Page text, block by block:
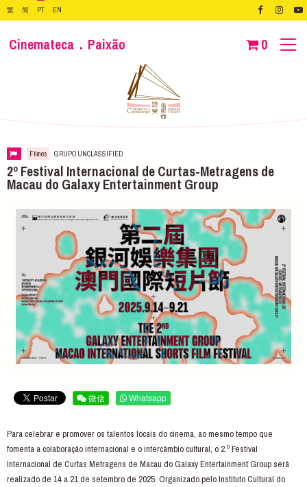
繁 简 PT EN
Cinemateca．Paixão 0
Filmes GRUPO UNCLASSIFIED
2º Festival Internacional de Curtas-Metragens de
Macau do Galaxy Entertainment Group
微信 Whatsapp
Para celebrar e promover os talentos locais do cinema, ao mesmo tempo que
fomenta a colaboração internacional e o intercâmbio cultural, o 2.º Festival
Internacional de Curtas Metragens de Macau do Galaxy Entertainment Group será
realizado de 14 a 21 de setembro de 2025. Organizado pelo Instituto Cultural do